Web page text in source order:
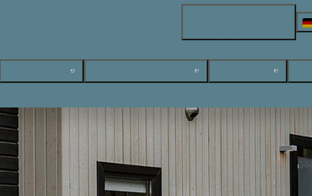
Ferienhäuser Gruppenunterkünfte Last-Minute